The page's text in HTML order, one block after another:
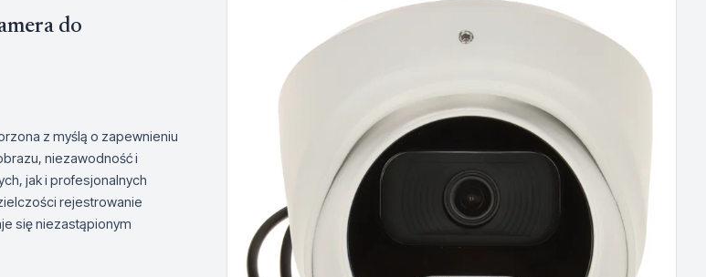
do
z myślą o zapewnieniu
niezawodność i
jak i profesjonalnych
rejestrowanie
się niezastąpionym